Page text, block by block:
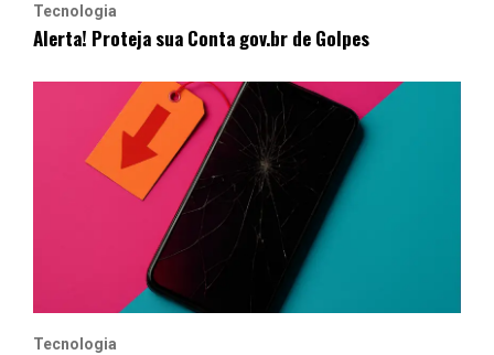
Tecnologia
Alerta! Proteja sua Conta gov.br de Golpes
Tecnologia